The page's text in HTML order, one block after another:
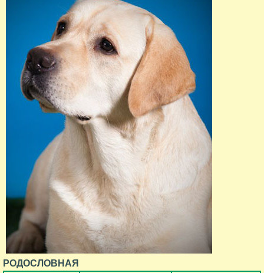
РОДОСЛОВНАЯ